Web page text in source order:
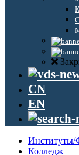
CN
EN
Институты/
Колледж